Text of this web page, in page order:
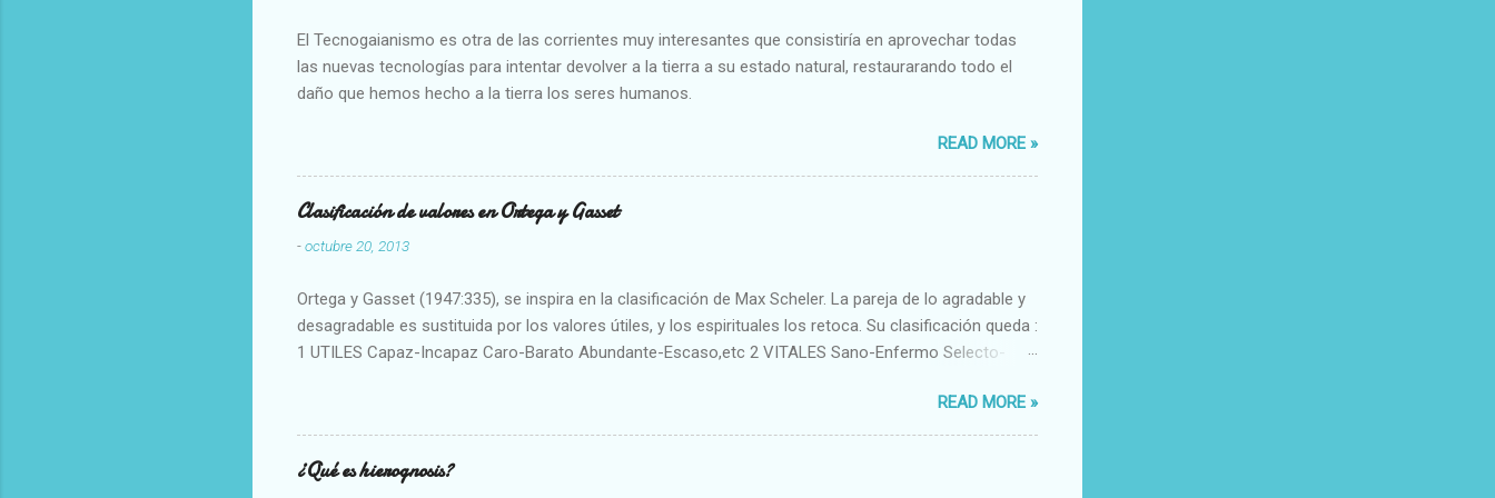
El Tecnogaianismo es otra de las corrientes muy interesantes que consistiría en aprovechar todas
las nuevas tecnologías para intentar devolver a la tierra a su estado natural, restaurarando todo el
daño que hemos hecho a la tierra los seres humanos.
READ MORE »
Clasificación de valores en Ortega y Gasset
-octubre 20, 2013
Ortega y Gasset (1947:335), se inspira en la clasificación de Max Scheler. La pareja de lo agradable y
desagradable es sustituida por los valores útiles, y los espirituales los retoca. Su clasificación queda :
1 UTILES Capaz-Incapaz Caro-Barato Abundante-Escaso,etc 2 VITALES Sano-Enfermo Selecto-
Aproximado Evidente-Probable,etc b) Morales Bueno-malo Bondadoso-malvado Justo-Injusto
Escrupuloso-Relajado Leal-Desleal,etc. d) Estéticos Bello-Feo Gracioso-Tosco Elegante-Inelegante
Armonioso-Inarmonioso 4 RELIGIOSOS Santo-Pr...
READ MORE »
¿Qué es hierognosis?